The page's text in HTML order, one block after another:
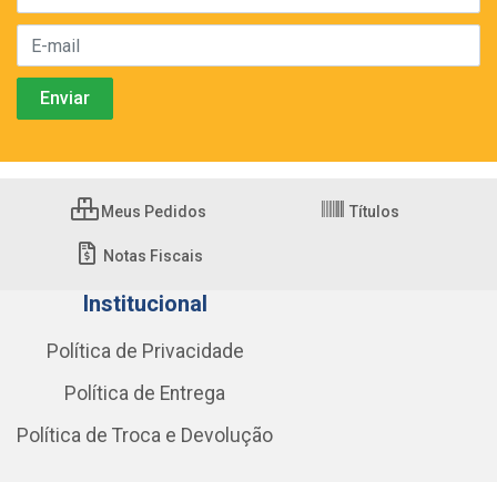
Meus Pedidos Títulos
Notas Fiscais
Institucional
Política de Privacidade
Política de Entrega
Política de Troca e Devolução